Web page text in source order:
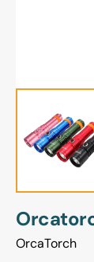
OrcaTorch